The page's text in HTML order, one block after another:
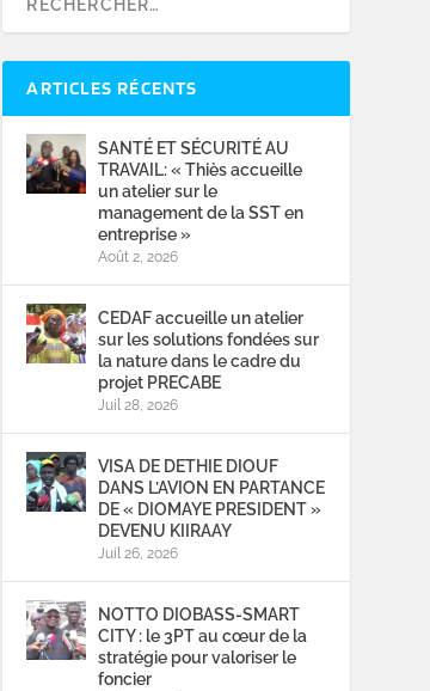
ARTICLES RÉCENTS
SANTÉ ET SÉCURITÉ AU
TRAVAIL: « Thiès accueille
un atelier sur le
management de la SST en
entreprise »
Août 2, 2026
CEDAF accueille un atelier
sur les solutions fondées sur
la nature dans le cadre du
projet PRECABE
Juil 28, 2026
VISA DE DETHIE DIOUF
DANS L’AVION EN PARTANCE
DE « DIOMAYE PRESIDENT »
DEVENU KIIRAAY
Juil 26, 2026
NOTTO DIOBASS-SMART
CITY : le 3PT au cœur de la
stratégie pour valoriser le
foncier